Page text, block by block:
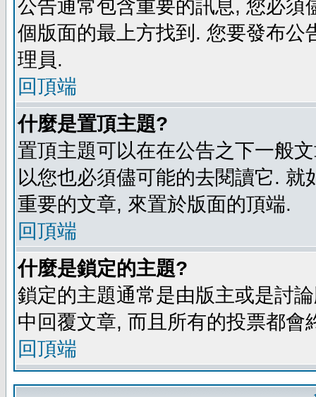
公告通常包含重要的訊息, 您必
個版面的最上方找到. 您要發布
理員.
回頂端
什麼是置頂主題?
置頂主題可以在在公告之下一般
以您也必須儘可能的去閱讀它.
重要的文章, 來置於版面的頂端.
回頂端
什麼是鎖定的主題?
鎖定的主題通常是由版主或是討
中回覆文章, 而且所有的投票都
回頂端